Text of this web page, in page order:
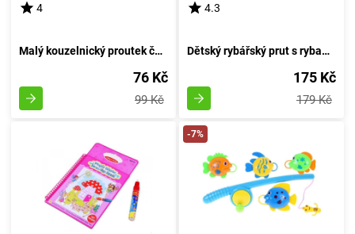
4
Malý kouzelnický proutek čarovníka
76 Kč
99 Kč
4.3
Dětský rybářský prut s rybami a loďkou
175 Kč
179 Kč
-7%